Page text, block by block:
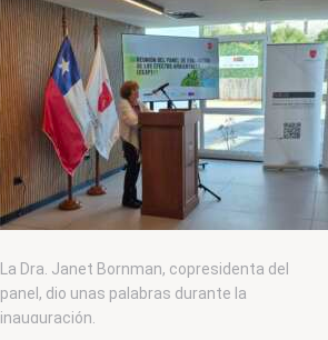
La Dra. Janet Bornman, copresidenta del
panel, dio unas palabras durante la
inauguración.